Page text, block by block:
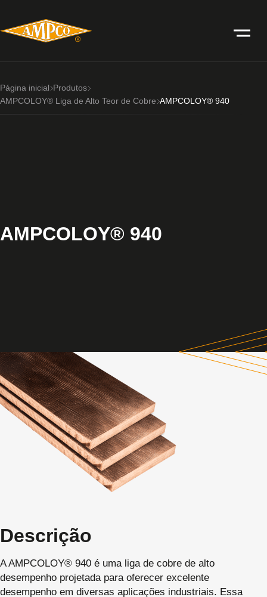
Página inicial Produtos
AMPCOLOY® Liga de Alto Teor de Cobre AMPCOLOY® 940
AMPCOLOY® 940
Descrição
A AMPCOLOY® 940 é uma liga de cobre de alto
desempenho projetada para oferecer excelente
desempenho em diversas aplicações industriais. Essa